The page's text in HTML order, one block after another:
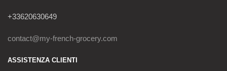
+33620630649
contact@my-french-grocery.com
ASSISTENZA CLIENTI